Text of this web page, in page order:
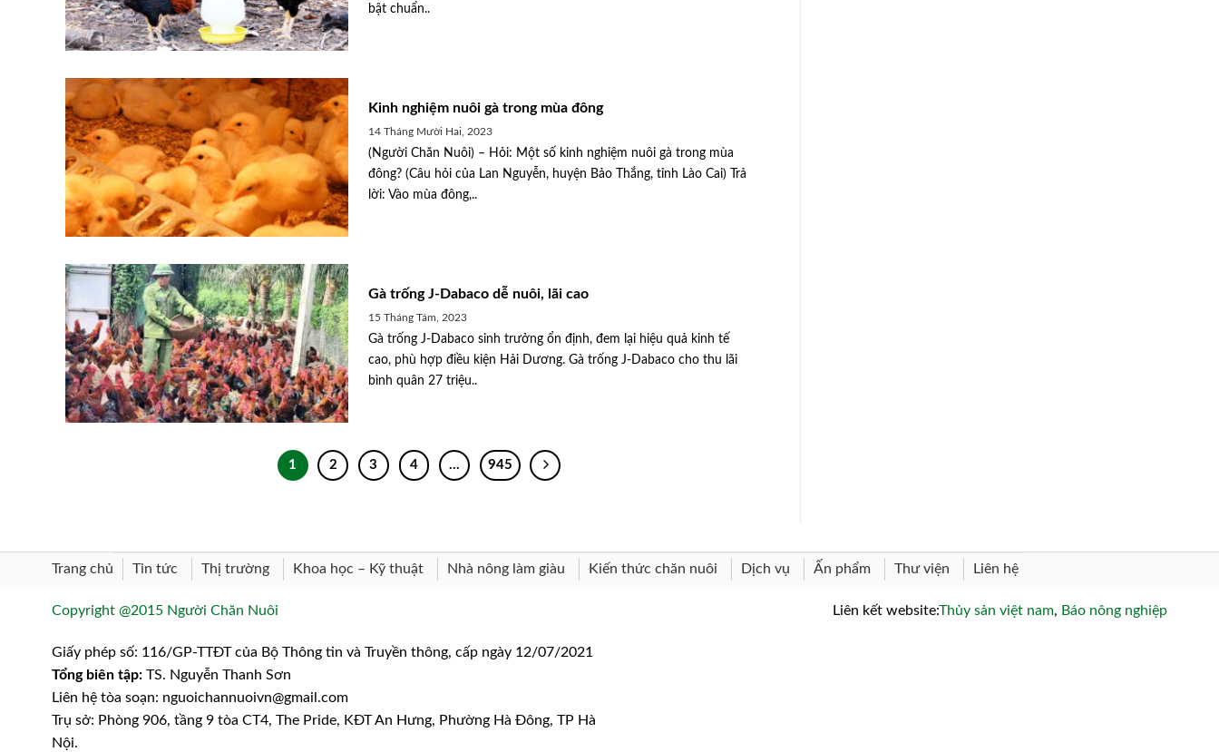
bật chuẩn..
Kinh nghiệm nuôi gà trong mùa đông
14 Tháng Mười Hai, 2023
(Người Chăn Nuôi) – Hỏi: Một số kinh nghiệm nuôi gà trong mùa
đông? (Câu hỏi của Lan Nguyễn, huyện Bảo Thắng, tỉnh Lào Cai) Trả
lời: Vào mùa đông,..
Gà trống J-Dabaco dễ nuôi, lãi cao
15 Tháng Tám, 2023
Gà trống J-Dabaco sinh trưởng ổn định, đem lại hiệu quả kinh tế
cao, phù hợp điều kiện Hải Dương. Gà trống J-Dabaco cho thu lãi
bình quân 27 triệu..
1 2 3 4 … 945
Trang chủ Tin tức Thị trường Khoa học – Kỹ thuật Nhà nông làm giàu Kiến thức chăn nuôi Dịch vụ Ấn phẩm Thư viện Liên hệ
Copyright @2015 Người Chăn Nuôi
Giấy phép số: 116/GP-TTĐT của Bộ Thông tin và Truyền thông, cấp ngày 12/07/2021
Tổng biên tập: TS. Nguyễn Thanh Sơn
Liên hệ tòa soạn: nguoichannuoivn@gmail.com
Trụ sở: Phòng 906, tầng 9 tòa CT4, The Pride, KĐT An Hưng, Phường Hà Đông, TP Hà
Nội.
Liên kết website:Thủy sản việt nam, Báo nông nghiệp